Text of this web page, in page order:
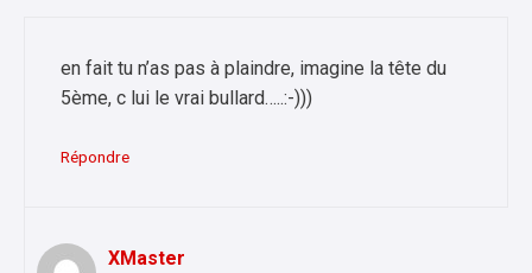
en fait tu n’as pas à plaindre, imagine la tête du
5ème, c lui le vrai bullard…..:-)))
Répondre
XMaster